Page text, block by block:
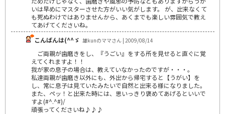
いは早めにマスターさせた方がいい気がします。 が、出来なくて
も死ぬわけではありませんから、あくまでも楽しい雰囲気で教え
てあげてくださいね。
こんばんは(^^ゞ 雄kunのママさん | 2009/08/14
ご両親が歯磨きをし、『うごい』をする所を見せると直ぐに覚
えてくれますよ！！
我が家の息子の場合は、教えていなかったのですが・・・。
私達両親が歯磨き以外にも、外出から帰宅すると【うがい】を
し、常に息子は見ていたみたいで自然と出来る様になりました。
また、ペッ！と出来た時には、思いっきり褒めてあげるといいで
すよ(#^.^#)/
頑張ってくださいね♪♪♪